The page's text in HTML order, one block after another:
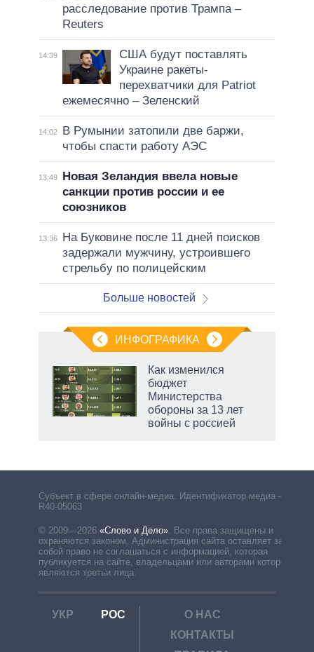
расследование против Трампа –
Reuters
14:39
США будут поставлять
Украине ракеты-
перехватчики для Patriot
ежемесячно – Зеленский
14:02
В Румынии затопили две баржи,
чтобы спасти работу АЭС
13:49
Новая Зеландия ввела новые
санкции против россии и ее
союзников
13:36
На Буковине после 11 дней поисков
задержали мужчину, устроившего
стрельбу по полицейским
Больше новостей
ИНФОГРАФИКА
Как изменился
бюджет
Министерства
обороны за 13 лет
войны с россией
Субъект в сфере онлайн-медиа. Идентификатор медиа –
R40-05063
© 2009—2026 «Слово и Дело». Все права защищены и
охраняются законом. Администрация сайта оставляет за
собой право не соглашаться с информацией, которая
публикуется на сайте, владельцами или авторами которой
являются третьи лица.
УКР РОС
О НАС
КОНТАКТЫ